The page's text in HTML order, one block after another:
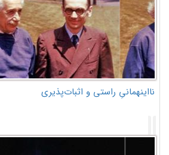
نااینهمانیِ راستی و اثبات‌پذیری